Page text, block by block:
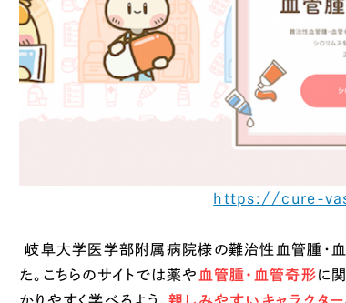
会社概要
SDGsに向けた取り
メディア掲載と取材依
新着情報
ブログ
リーピーブログ
代表ブログ
広報ブログ
https://cure-
岐阜大学医学部附属病院様の難治性血管腫・
た。 こちらのサイトでは薬や 血管腫・血管奇形に